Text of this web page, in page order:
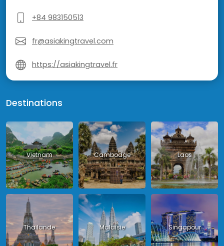
+84 983150513
fr@asiakingtravel.com
https://asiakingtravel.fr
Destinations
Vietnam Cambodge Laos
Thailande Malaisie Singapour